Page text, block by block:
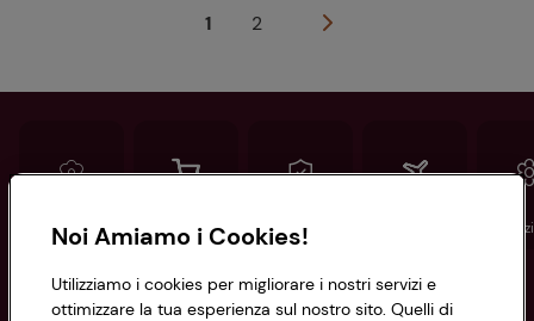
1 2
Conad Spesa online Assicurazioni
Informazioni
Noi Amiamo i Cookies!
Utilizziamo i cookies per migliorare i nostri servizi e
ottimizzare la tua esperienza sul nostro sito. Quelli di